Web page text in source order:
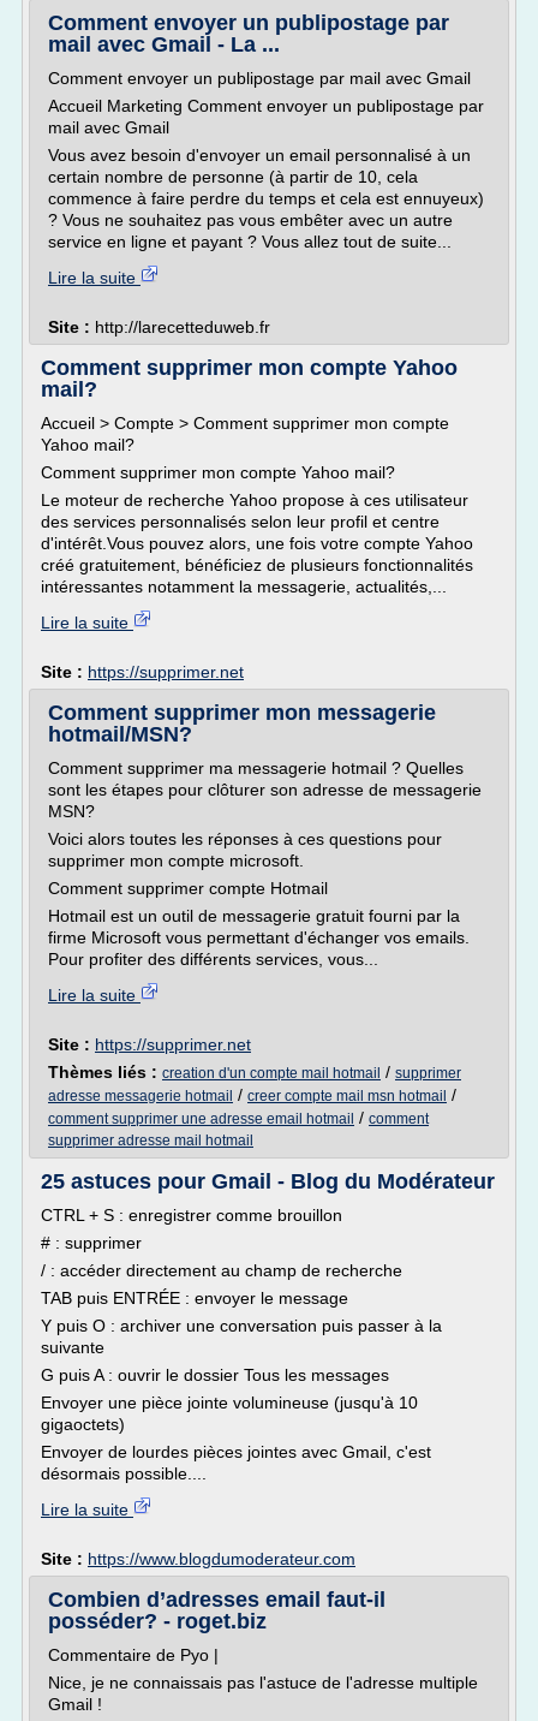
Comment envoyer un publipostage par
mail avec Gmail - La ...
Comment envoyer un publipostage par mail avec Gmail
Accueil Marketing Comment envoyer un publipostage par
mail avec Gmail
Vous avez besoin d'envoyer un email personnalisé à un
certain nombre de personne (à partir de 10, cela
commence à faire perdre du temps et cela est ennuyeux)
? Vous ne souhaitez pas vous embêter avec un autre
service en ligne et payant ? Vous allez tout de suite...
Lire la suite
Site : http://larecetteduweb.fr
Comment supprimer mon compte Yahoo
mail?
Accueil > Compte > Comment supprimer mon compte
Yahoo mail?
Comment supprimer mon compte Yahoo mail?
Le moteur de recherche Yahoo propose à ces utilisateur
des services personnalisés selon leur profil et centre
d'intérêt.Vous pouvez alors, une fois votre compte Yahoo
créé gratuitement, bénéficiez de plusieurs fonctionnalités
intéressantes notamment la messagerie, actualités,...
Lire la suite
Site : https://supprimer.net
Comment supprimer mon messagerie
hotmail/MSN?
Comment supprimer ma messagerie hotmail ? Quelles
sont les étapes pour clôturer son adresse de messagerie
MSN?
Voici alors toutes les réponses à ces questions pour
supprimer mon compte microsoft.
Comment supprimer compte Hotmail
Hotmail est un outil de messagerie gratuit fourni par la
firme Microsoft vous permettant d'échanger vos emails.
Pour profiter des différents services, vous...
Lire la suite
Site : https://supprimer.net
Thèmes liés : creation d'un compte mail hotmail / supprimer
adresse messagerie hotmail / creer compte mail msn hotmail /
comment supprimer une adresse email hotmail / comment
supprimer adresse mail hotmail
25 astuces pour Gmail - Blog du Modérateur
CTRL + S : enregistrer comme brouillon
# : supprimer
/ : accéder directement au champ de recherche
TAB puis ENTRÉE : envoyer le message
Y puis O : archiver une conversation puis passer à la
suivante
G puis A : ouvrir le dossier Tous les messages
Envoyer une pièce jointe volumineuse (jusqu'à 10
gigaoctets)
Envoyer de lourdes pièces jointes avec Gmail, c'est
désormais possible....
Lire la suite
Site : https://www.blogdumoderateur.com
Combien d’adresses email faut-il
posséder? - roget.biz
Commentaire de Pyo |
Nice, je ne connaissais pas l'astuce de l'adresse multiple
Gmail !